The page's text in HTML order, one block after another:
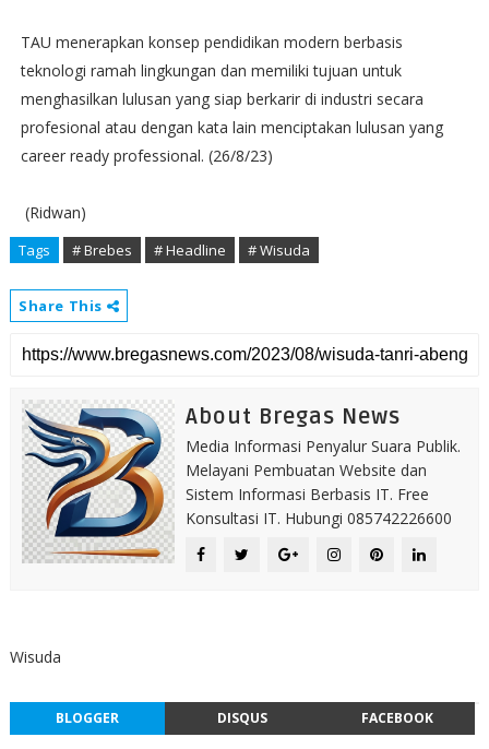
TAU menerapkan konsep pendidikan modern berbasis
teknologi ramah lingkungan dan memiliki tujuan untuk
menghasilkan lulusan yang siap berkarir di industri secara
profesional atau dengan kata lain menciptakan lulusan yang
career ready professional. (26/8/23)
(Ridwan)
Tags # Brebes # Headline # Wisuda
Share This
About Bregas News
Media Informasi Penyalur Suara Publik.
Melayani Pembuatan Website dan
Sistem Informasi Berbasis IT. Free
Konsultasi IT. Hubungi 085742226600
Wisuda
BLOGGER DISQUS FACEBOOK